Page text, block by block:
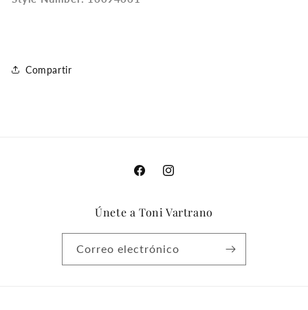
Compartir
FacebookInstagram
Únete a Toni Vartrano
Correo electrónico